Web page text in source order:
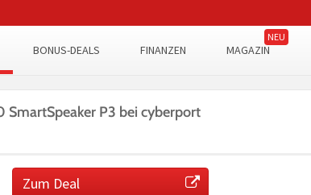
BONUS-DEALS FINANZEN MAGAZIN
SmartSpeaker P3 bei cyberport
Zum Deal